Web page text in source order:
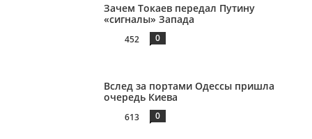
Зачем Токаев передал Путину
«сигналы» Запада
452 0
Вслед за портами Одессы пришла
очередь Киева
613 0